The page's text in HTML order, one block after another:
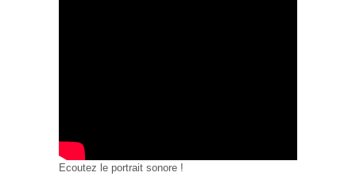
Ecoutez le portrait sonore !